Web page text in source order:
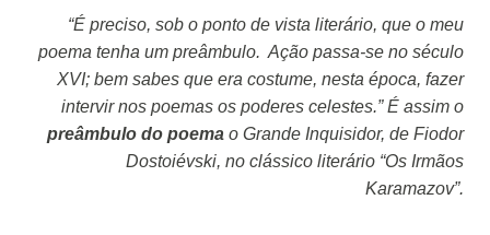
“É preciso, sob o ponto de vista literário, que o meu
poema tenha um preâmbulo. Ação passa-se no século
XVI; bem sabes que era costume, nesta época, fazer
intervir nos poemas os poderes celestes.”É assim o
preâmbulo do poema o Grande Inquisidor, de Fiodor
Dostoiévski, no clássico literário “Os Irmãos
Karamazov”.